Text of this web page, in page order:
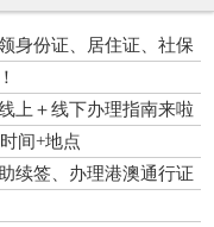
身份证、居住证、社保
上＋线下办理指南来啦
间+地点
续签、办理港澳通行证